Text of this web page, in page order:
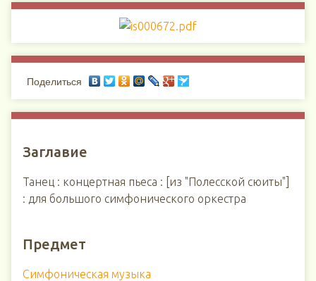
Поделиться
Заглавие
Танец : концертная пьеса : [из "Полесской сюиты"]
: для большого симфонического оркестра
Предмет
Симфоническая музыка